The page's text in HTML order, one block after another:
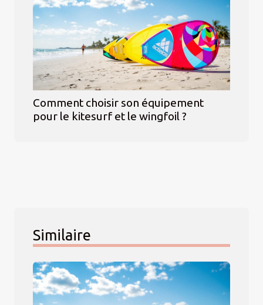
Comment choisir son équipement
pour le kitesurf et le wingfoil ?
Similaire